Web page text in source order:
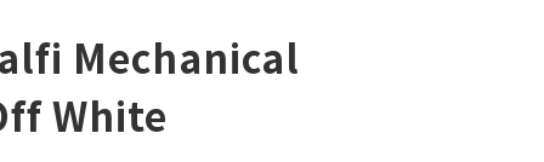
Mechanical
White